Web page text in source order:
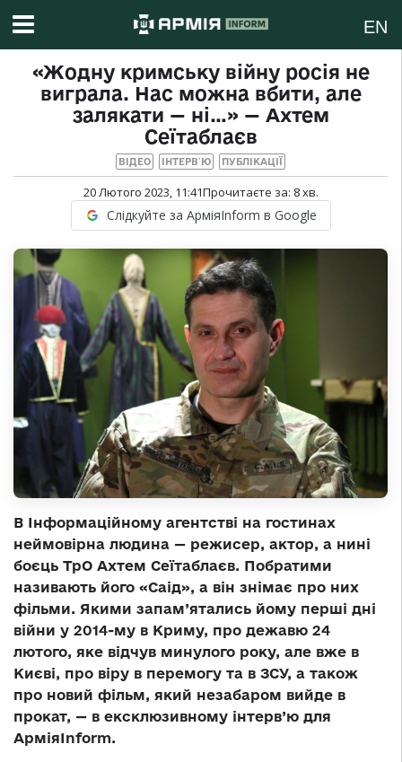
EN
«Жодну кримську війну росія не
виграла. Нас можна вбити, але
залякати — ні…» — Ахтем
Сеїтаблаєв
ВІДЕО ІНТЕРВ`Ю ПУБЛІКАЦІЇ
20 Лютого 2023, 11:41Прочитаєте за: 8хв.
Слідкуйте за АрміяInform в Google
В Інформаційному агентстві на гостинах
неймовірна людина — режисер, актор, а нині
боєць ТрО Ахтем Сеїтаблаєв. Побратими
називають його «Саід», а він знімає про них
фільми. Якими запам’ятались йому перші дні
війни у 2014-му в Криму, про дежавю 24
лютого, яке відчув минулого року, але вже в
Києві, про віру в перемогу та в ЗСУ, а також
про новий фільм, який незабаром вийде в
прокат, — в ексклюзивному інтерв’ю для
АрміяInform.